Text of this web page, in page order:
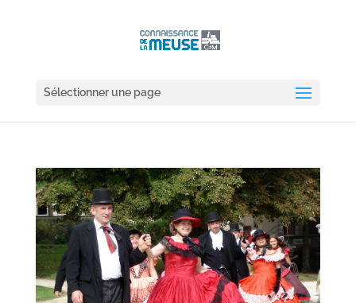
Sélectionner une page